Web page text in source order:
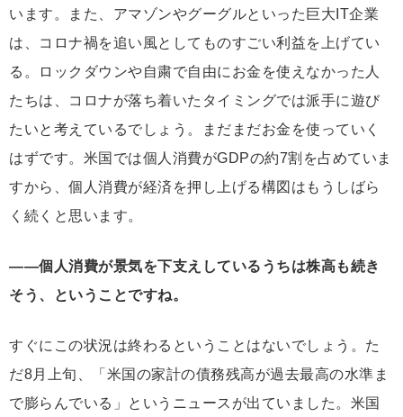
います。また、アマゾンやグーグルといった巨大IT企業
は、コロナ禍を追い風としてものすごい利益を上げてい
る。ロックダウンや自粛で自由にお金を使えなかった人
たちは、コロナが落ち着いたタイミングでは派手に遊び
たいと考えているでしょう。まだまだお金を使っていく
はずです。米国では個人消費がGDPの約7割を占めていま
すから、個人消費が経済を押し上げる構図はもうしばら
く続くと思います。
――個人消費が景気を下支えしているうちは株高も続き
そう、ということですね。
すぐにこの状況は終わるということはないでしょう。た
だ8月上旬、「米国の家計の債務残高が過去最高の水準ま
で膨らんでいる」というニュースが出ていました。米国